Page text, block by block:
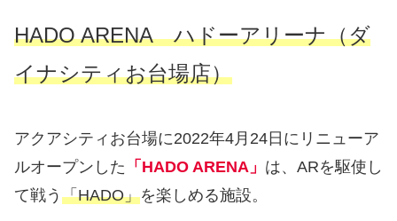
HADO ARENA ハドーアリーナ（ダ
イナシティお台場店）
アクアシティお台場に2022年4月24日にリニューア
ルオープンした 「HADO ARENA」 は、ARを駆使し
て戦う 「HADO」を楽しめる施設。